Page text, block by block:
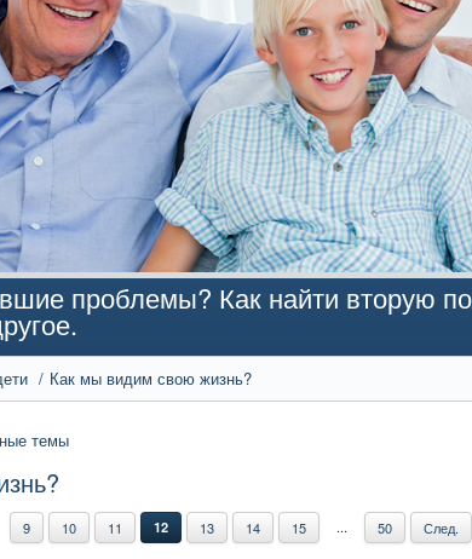
проблемы? Как найти вторую
Как мы видим свою жизнь?
темы
9 10 11 12 13 14 15 ... 50 След.